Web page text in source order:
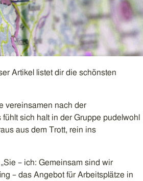
Artikel listet dir die schönsten
vereinsamen nach der
sich halt in der Gruppe pudelwohl
aus dem Trott, rein ins
– ich: Gemeinsam sind wir
– das Angebot für Arbeitsplätze in